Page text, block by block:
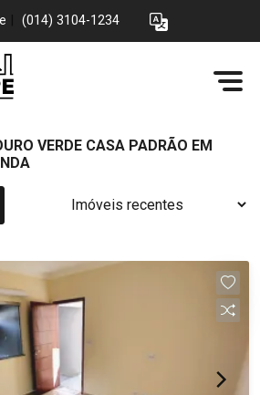
(014) 3104-1234
VERDE CASA PADRÃO EM